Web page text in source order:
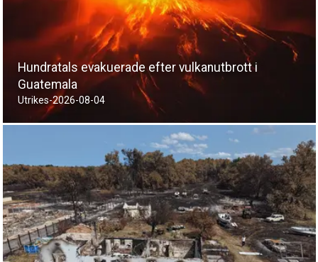
Hundratals evakuerade efter vulkanutbrott i
Guatemala
Utrikes-2026-08-04